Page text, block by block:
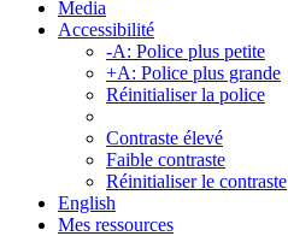
Media
Accessibilité
-A: Police plus petite
+A: Police plus grande
Réinitialiser la police
Contraste élevé
Faible contraste
Réinitialiser le contraste
English
Mes ressources